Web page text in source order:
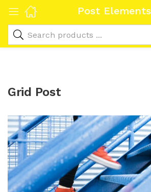
Post Elements
Grid Post